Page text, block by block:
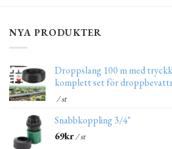
NYA PRODUKTER
Droppslang 100 m med
komplett set för
/ st
Snabbkoppling 3/4"
69kr/ st